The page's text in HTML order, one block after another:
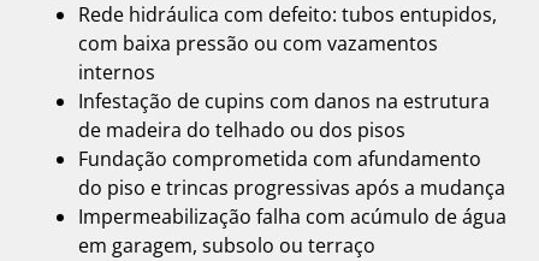
Rede hidráulica com defeito: tubos entupidos,
com baixa pressão ou com vazamentos
internos
Infestação de cupins com danos na estrutura
de madeira do telhado ou dos pisos
Fundação comprometida com afundamento
do piso e trincas progressivas após a mudança
Impermeabilização falha com acúmulo de água
em garagem, subsolo ou terraço